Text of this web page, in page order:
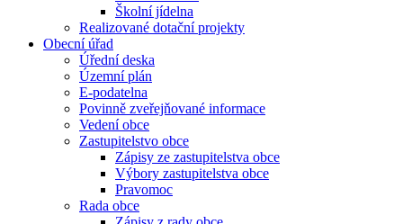
Školní jídelna
Realizované dotační projekty
Obecní úřad
Úřední deska
Územní plán
E-podatelna
Povinně zveřejňované informace
Vedení obce
Zastupitelstvo obce
Zápisy ze zastupitelstva obce
Výbory zastupitelstva obce
Pravomoc
Rada obce